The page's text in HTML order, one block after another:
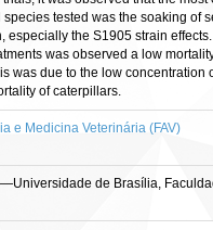
tested was the soaking of
especially the S1905 strain
was observed a low
was due to the low concentration
of caterpillars.
e Medicina Veterinária (FAV)
de Brasília,